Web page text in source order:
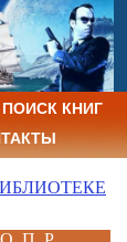
ПОИСК КНИГ